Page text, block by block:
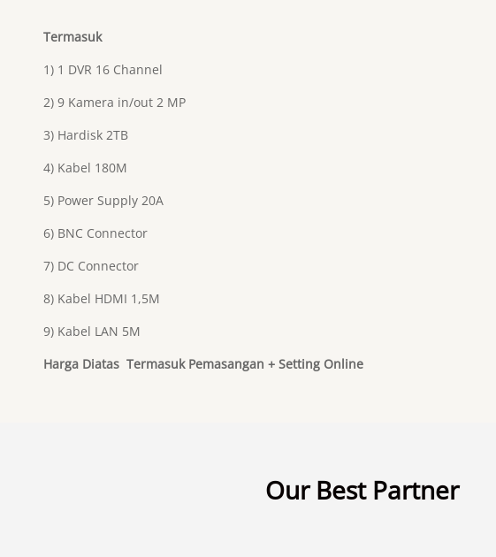
Termasuk
1) 1 DVR 16 Channel
2) 9 Kamera in/out 2 MP
3) Hardisk 2TB
4) Kabel 180M
5) Power Supply 20A
6) BNC Connector
7) DC Connector
8) Kabel HDMI 1,5M
9) Kabel LAN 5M
Harga Diatas Termasuk Pemasangan + Setting Online
Our Best Partner